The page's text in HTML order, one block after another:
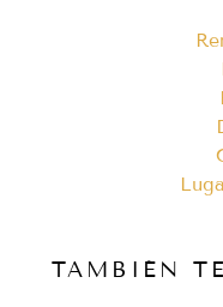
TAMBIÉN